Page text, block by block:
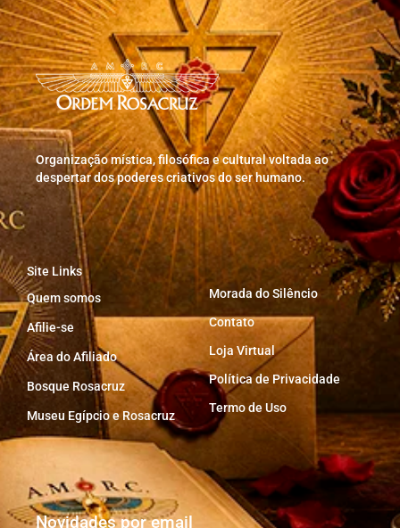
Organização mística, filosófica e cultural voltada ao
despertar dos poderes criativos do ser humano.
Site Links
Quem somos
Afilie-se
Área do Afiliado
Bosque Rosacruz
Museu Egípcio e Rosacruz
Morada do Silêncio
Contato
Loja Virtual
Política de Privacidade
Termo de Uso
Novidades por email